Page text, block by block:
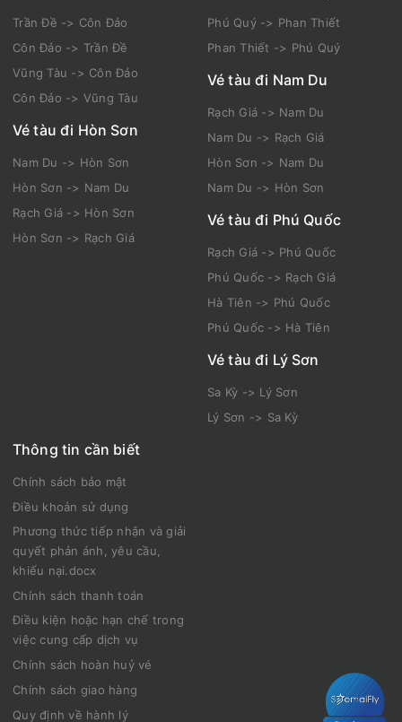
Trần Đề -> Côn Đảo
Côn Đảo -> Trần Đề
Vũng Tàu -> Côn Đảo
Côn Đảo -> Vũng Tàu
Vé tàu đi Hòn Sơn
Nam Du -> Hòn Sơn
Hòn Sơn -> Nam Du
Rạch Giá -> Hòn Sơn
Hòn Sơn -> Rạch Giá
Phú Quý -> Phan Thiết
Phan Thiết -> Phú Quý
Vé tàu đi Nam Du
Rạch Giá -> Nam Du
Nam Du -> Rạch Giá
Hòn Sơn -> Nam Du
Nam Du -> Hòn Sơn
Vé tàu đi Phú Quốc
Rạch Giá -> Phú Quốc
Phú Quốc -> Rạch Giá
Hà Tiên -> Phú Quốc
Phú Quốc -> Hà Tiên
Vé tàu đi Lý Sơn
Sa Kỳ -> Lý Sơn
Lý Sơn -> Sa Kỳ
Thông tin cần biết
Chính sách bảo mật
Điều khoản sử dụng
Phương thức tiếp nhận và giải
quyết phản ánh, yêu cầu,
khiếu nại.docx
Chính sách thanh toán
Điều kiện hoặc hạn chế trong
việc cung cấp dịch vụ
Chính sách hoàn huỷ vé
Chính sách giao hàng
Quy định về hành lý